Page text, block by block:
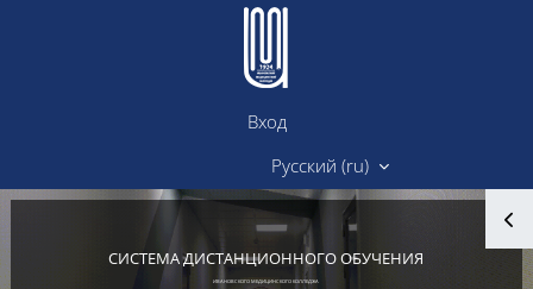
Перейти к основному содержанию
Вход
Русский ‎(ru)‎
Блоки
СИСТЕМА ДИСТАНЦИОННОГО ОБУЧЕНИЯ
ИВАНОВСКОГО МЕДИЦИНСКОГО КОЛЛЕДЖА